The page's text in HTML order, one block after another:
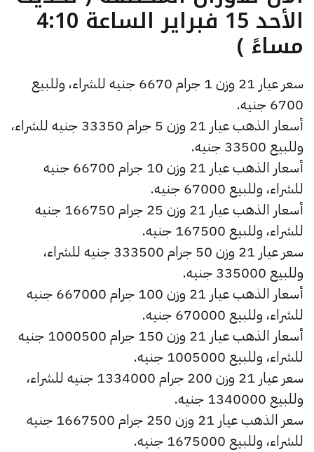
الأحد 15 فبراير الساعة 4:10
مساءً )
سعر عيار 21 وزن 1 جرام 6670 جنيه للشراء، وللبيع
6700 جنيه.
أسعار الذهب عيار 21 وزن 5 جرام 33350 جنيه للشراء،
وللبيع 33500 جنيه.
أسعار الذهب عيار 21 وزن 10 جرام 66700 جنيه
للشراء، وللبيع 67000 جنيه.
أسعار الذهب عيار 21 وزن 25 جرام 166750 جنيه
للشراء، وللبيع 167500 جنيه.
سعر عيار 21 وزن 50 جرام 333500 جنيه للشراء،
وللبيع 335000 جنيه.
أسعار الذهب عيار 21 وزن 100 جرام 667000 جنيه
للشراء، وللبيع 670000 جنيه.
أسعار الذهب عيار 21 وزن 150 جرام 1000500 جنيه
للشراء، وللبيع 1005000 جنيه.
سعر عيار 21 وزن 200 جرام 1334000 جنيه للشراء،
وللبيع 1340000 جنيه.
سعر الذهب عيار 21 وزن 250 جرام 1667500 جنيه
للشراء، وللبيع 1675000 جنيه.